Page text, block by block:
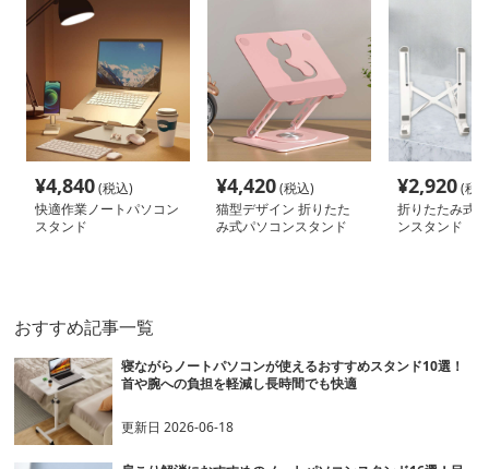
¥4,840(税込)
快適作業ノートパソコン
スタンド
¥4,420(税込)
猫型デザイン 折りたた
み式パソコンスタンド
¥2,920(税
折りたたみ式
ンスタンド
おすすめ記事一覧
寝ながらノートパソコンが使えるおすすめスタンド10選！
首や腕への負担を軽減し長時間でも快適
更新日2026-06-18